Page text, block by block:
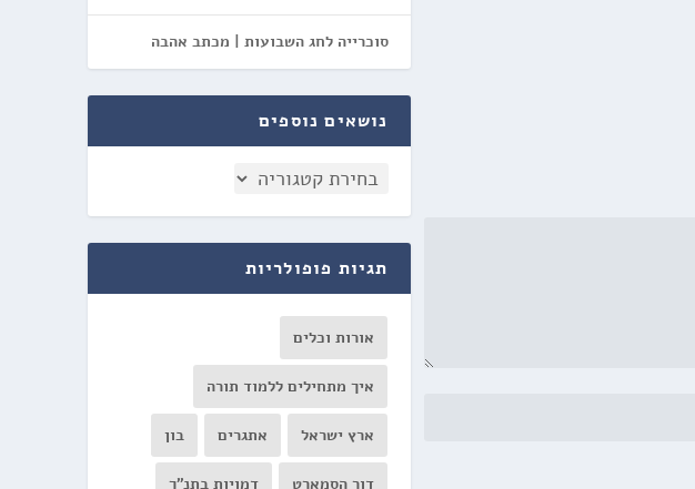
סוכרייה לחג השבועות | מכתב אהבה
נושאים נוספים
תגיות פופולריות
אורות וכלים
איך מתחילים ללמוד תורה
ארץ ישראל אתגרים בון
דור הסמארט דמויות בתנ"ך